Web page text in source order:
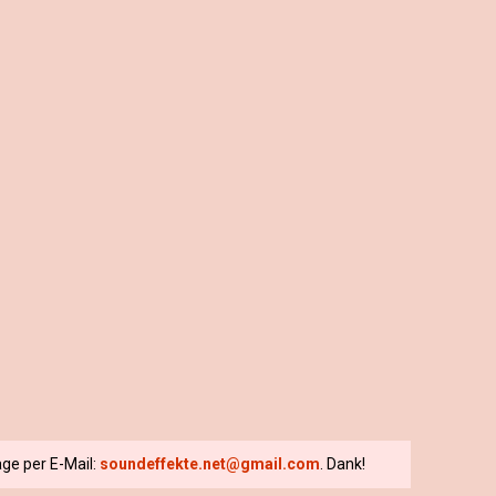
per E-Mail: soundeffekte.net@gmail.com . Dank!